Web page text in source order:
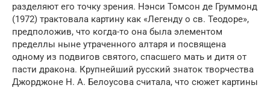
разделяют его точку зрения. Нэнси Томсон де Груммонд
(1972) трактовала картину как «Легенду о св. Теодоре»,
предположив, что когда-то она была элементом
пределлы ныне утраченного алтаря и посвящена
одному из подвигов святого, спасшего мать и дитя от
пасти дракона. Крупнейший русский знаток творчества
Джорджоне Н. А. Белоусова считала, что сюжет картины